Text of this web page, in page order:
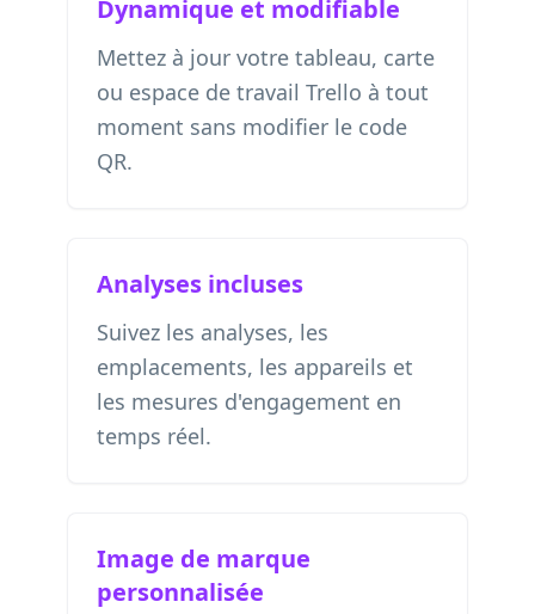
Dynamique et modifiable
Mettez à jour votre tableau, carte
ou espace de travail Trello à tout
moment sans modifier le code
QR.
Analyses incluses
Suivez les analyses, les
emplacements, les appareils et
les mesures d'engagement en
temps réel.
Image de marque
personnalisée